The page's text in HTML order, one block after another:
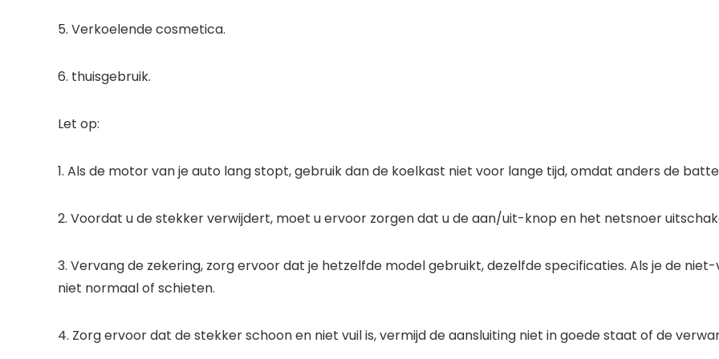
5. Verkoelende cosmetica.
6. thuisgebruik.
Let op:
1. Als de motor van je auto lang stopt, gebruik dan de koelkast niet voor lange tijd, omdat anders de
2. Voordat u de stekker verwijdert, moet u ervoor zorgen dat u de aan/uit-knop en het netsnoer
3. Vervang de zekering, zorg ervoor dat je hetzelfde model gebruikt, dezelfde specificaties. Als je de
niet normaal of schieten.
4. Zorg ervoor dat de stekker schoon en niet vuil is, vermijd de aansluiting niet in goede staat of de